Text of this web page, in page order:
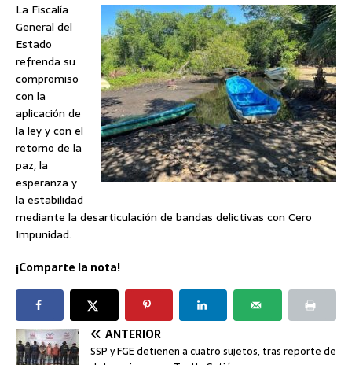
La Fiscalía
General del
Estado
refrenda su
compromiso
con la
aplicación de
la ley y con el
retorno de la
paz, la
esperanza y
la estabilidad
mediante la desarticulación de bandas delictivas con Cero
Impunidad.
¡Comparte la nota!
ANTERIOR
SSP y FGE detienen a cuatro sujetos, tras reporte de